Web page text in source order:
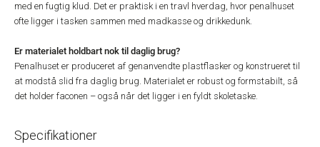
med en fugtig klud. Det er praktisk i en travl hverdag, hvor penalhuset
ofte ligger i tasken sammen med madkasse og drikkedunk.
Er materialet holdbart nok til daglig brug?
Penalhuset er produceret af genanvendte plastflasker og konstrueret til
at modstå slid fra daglig brug. Materialet er robust og formstabilt, så
det holder faconen – også når det ligger i en fyldt skoletaske.
Specifikationer